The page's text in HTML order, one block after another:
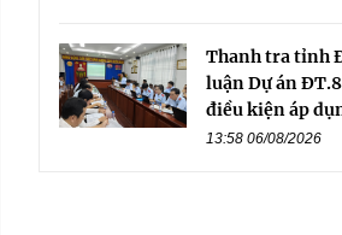
Thanh tra tỉnh
luận Dự án
điều kiện áp
13:58 06/08/2026